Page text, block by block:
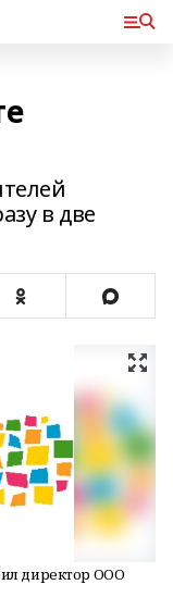
в две
директор ООО